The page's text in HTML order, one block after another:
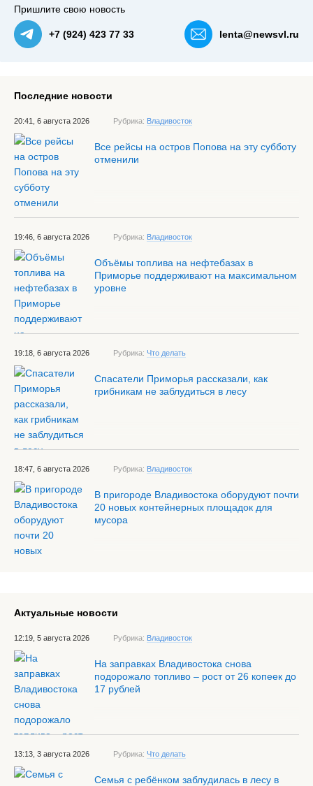
Пришлите свою новость
+7 (924) 423 77 33 lenta@newsvl.ru
Последние новости
20:41, 6 августа 2026 Рубрика: Владивосток
Все рейсы на остров Попова на эту субботу
отменили
19:46, 6 августа 2026 Рубрика: Владивосток
Объёмы топлива на нефтебазах в
Приморье поддерживают на максимальном
уровне
19:18, 6 августа 2026 Рубрика: Что делать
Спасатели Приморья рассказали, как
грибникам не заблудиться в лесу
18:47, 6 августа 2026 Рубрика: Владивосток
В пригороде Владивостока оборудуют почти
20 новых контейнерных площадок для
мусора
Актуальные новости
12:19, 5 августа 2026 Рубрика: Владивосток
На заправках Владивостока снова
подорожало топливо – рост от 26 копеек до
17 рублей
13:13, 3 августа 2026 Рубрика: Что делать
Семья с ребёнком заблудилась в лесу в